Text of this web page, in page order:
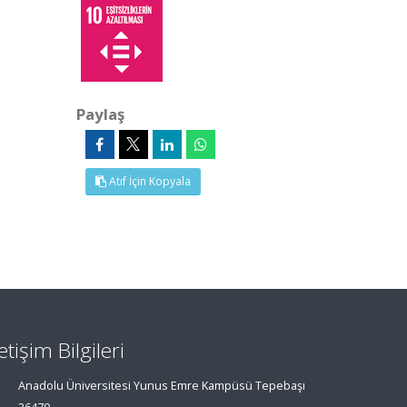
Paylaş
Atıf İçin Kopyala
Bilgileri
Anadolu Üniversitesi Yunus Emre Kampüsü Tepebaşı